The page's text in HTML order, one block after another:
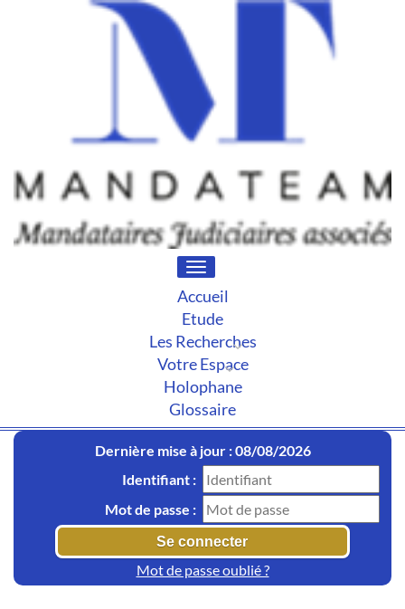
Toggle
navigation
Accueil
Etude
Les Recherches
Votre Espace
Holophane
Glossaire
Dernière mise à jour : 08/08/2026
Identifiant :
Mot de passe :
Mot de passe oublié ?